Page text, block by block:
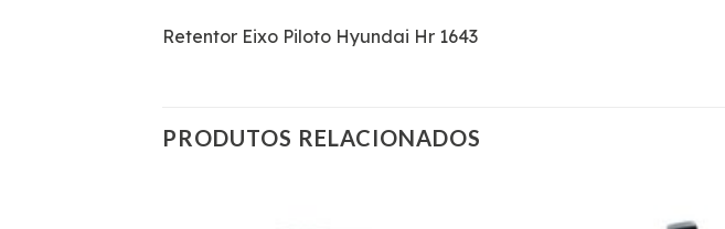
Retentor Eixo Piloto Hyundai Hr 1643
PRODUTOS RELACIONADOS